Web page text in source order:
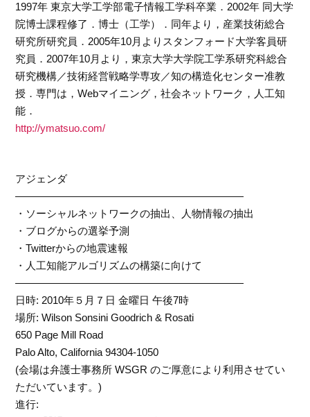
1997年 東京大学工学部電子情報工学科卒業．2002年 同大学
院博士課程修了．博士（工学）．同年より，産業技術総合
研究所研究員．2005年10月よりスタンフォード大学客員研
究員．2007年10月より，東京大学大学院工学系研究科総合
研究機構／技術経営戦略学専攻／知の構造化センター准教
授．専門は，Webマイニング，社会ネットワーク，人工知
能．
http://ymatsuo.com/
アジェンダ
——————————————————————
・ソーシャルネットワークの抽出、人物情報の抽出
・ブログからの選挙予測
・Twitterからの地震速報
・人工知能アルゴリズムの構築に向けて
——————————————————————
日時: 2010年５月７日 金曜日 午後7時
場所: Wilson Sonsini Goodrich & Rosati
650 Page Mill Road
Palo Alto, California 94304-1050
(会場は弁護士事務所 WSGR のご厚意により利用させてい
ただいています。)
進行: